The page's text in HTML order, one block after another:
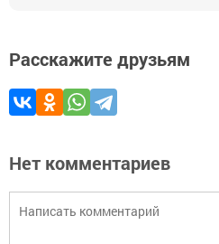
Расскажите друзьям
Нет комментариев